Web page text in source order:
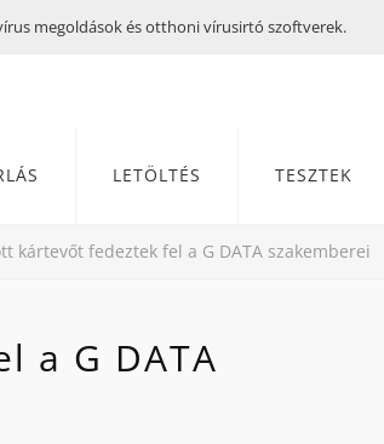
megoldások és otthoni vírusirtó szoftverek.
LETÖLTÉS TESZTEK
kártevőt fedeztek fel a G DATA szakemberei
a G DATA